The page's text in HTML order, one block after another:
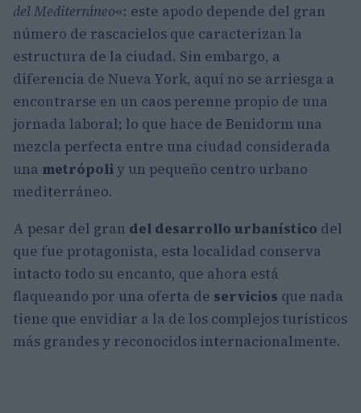
del Mediterráneo«: este apodo depende del gran
número de rascacielos que caracterizan la
estructura de la ciudad. Sin embargo, a
diferencia de Nueva York, aquí no se arriesga a
encontrarse en un caos perenne propio de una
jornada laboral; lo que hace de Benidorm una
mezcla perfecta entre una ciudad considerada
una metrópoliy un pequeño centro urbano
mediterráneo.
A pesar del gran del desarrollo urbanístico del
que fue protagonista, esta localidad conserva
intacto todo su encanto, que ahora está
flaqueando por una oferta de servicios que nada
tiene que envidiar a la de los complejos turísticos
más grandes y reconocidos internacionalmente.